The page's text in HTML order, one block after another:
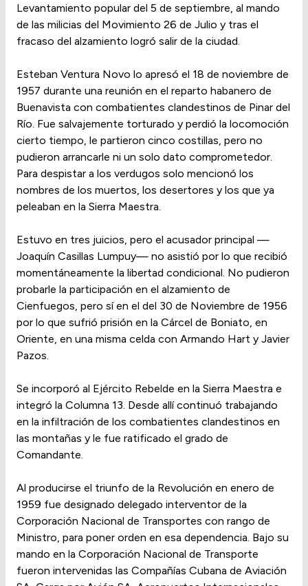
Levantamiento popular del 5 de septiembre, al mando
de las milicias del Movimiento 26 de Julio y tras el
fracaso del alzamiento logró salir de la ciudad.
Esteban Ventura Novo lo apresó el 18 de noviembre de
1957 durante una reunión en el reparto habanero de
Buenavista con combatientes clandestinos de Pinar del
Río. Fue salvajemente torturado y perdió la locomoción
cierto tiempo, le partieron cinco costillas, pero no
pudieron arrancarle ni un solo dato comprometedor.
Para despistar a los verdugos solo mencionó los
nombres de los muertos, los desertores y los que ya
peleaban en la Sierra Maestra.
Estuvo en tres juicios, pero el acusador principal —
Joaquín Casillas Lumpuy— no asistió por lo que recibió
momentáneamente la libertad condicional. No pudieron
probarle la participación en el alzamiento de
Cienfuegos, pero sí en el del 30 de Noviembre de 1956
por lo que sufrió prisión en la Cárcel de Boniato, en
Oriente, en una misma celda con Armando Hart y Javier
Pazos.
Se incorporó al Ejército Rebelde en la Sierra Maestra e
integró la Columna 13. Desde allí continuó trabajando
en la infiltración de los combatientes clandestinos en
las montañas y le fue ratificado el grado de
Comandante.
Al producirse el triunfo de la Revolución en enero de
1959 fue designado delegado interventor de la
Corporación Nacional de Transportes con rango de
Ministro, para poner orden en esa dependencia. Bajo su
mando en la Corporación Nacional de Transporte
fueron intervenidas las Compañías Cubana de Aviación